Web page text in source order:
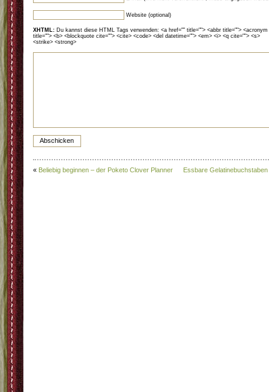
Website (optional)
XHTML: Du kannst diese HTML Tags verwenden: <a href="" title=""> <abbr title=""> <acronym
title=""> <b> <blockquote cite=""> <cite> <code> <del datetime=""> <em> <i> <q cite=""> <s>
<strike> <strong>
« Beliebig beginnen – der Poketo Clover Planner Essbare Gelatinebuchstaben